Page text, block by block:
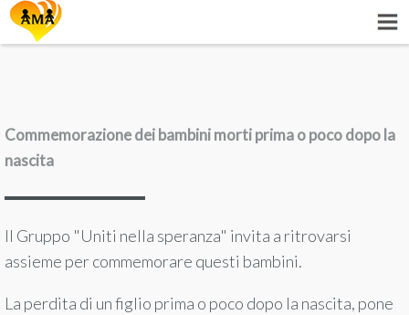
Commemorazione dei bambini morti prima o poco dopo la
nascita
Il Gruppo "Uniti nella speranza" invita a ritrovarsi
assieme per commemorare questi bambini.
La perdita di un figlio prima o poco dopo la nascita, pone